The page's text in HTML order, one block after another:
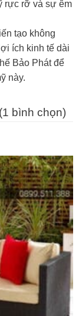
rực rỡ và sự êm
tạo không
ích kinh tế dài
Bảo Phát để
này.
bình chọn)